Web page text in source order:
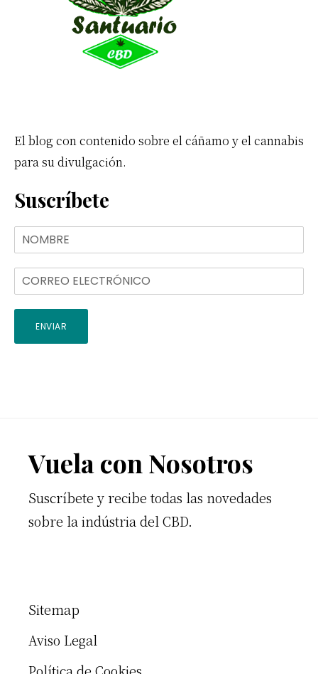
El blog con contenido sobre el cáñamo y el cannabis
para su divulgación.
Suscríbete
ENVIAR
Footer
Vuela con Nosotros
Suscríbete y recibe todas las novedades
sobre la indústria del CBD.
Sitemap
Aviso Legal